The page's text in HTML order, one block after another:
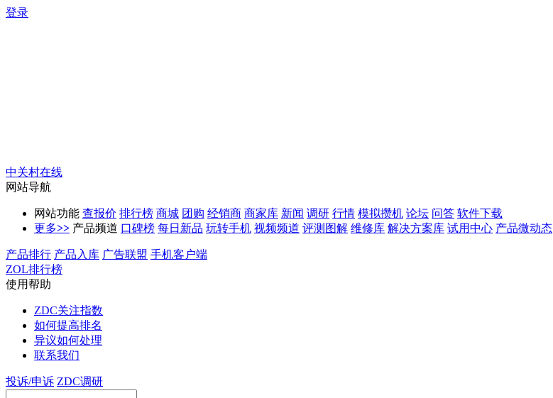
登录
中关村在线
网站导航
网站功能 查报价 排行榜 商城 团购 经销商 商家库 新闻 调研 行情 模拟攒机 论坛 问答 软件下载
更多>> 产品频道 口碑榜 每日新品 玩转手机 视频频道 评测图解 维修库 解决方案库 试用中心 产品微动态
产品排行 产品入库 广告联盟 手机客户端
ZOL排行榜
使用帮助
ZDC关注指数
如何提高排名
异议如何处理
联系我们
投诉/申诉 ZDC调研